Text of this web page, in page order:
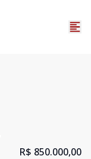
R$ 850.000,00